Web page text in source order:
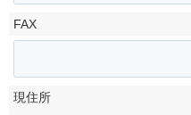
FAX
現住所